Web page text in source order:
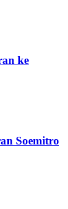
ke
Soemitro